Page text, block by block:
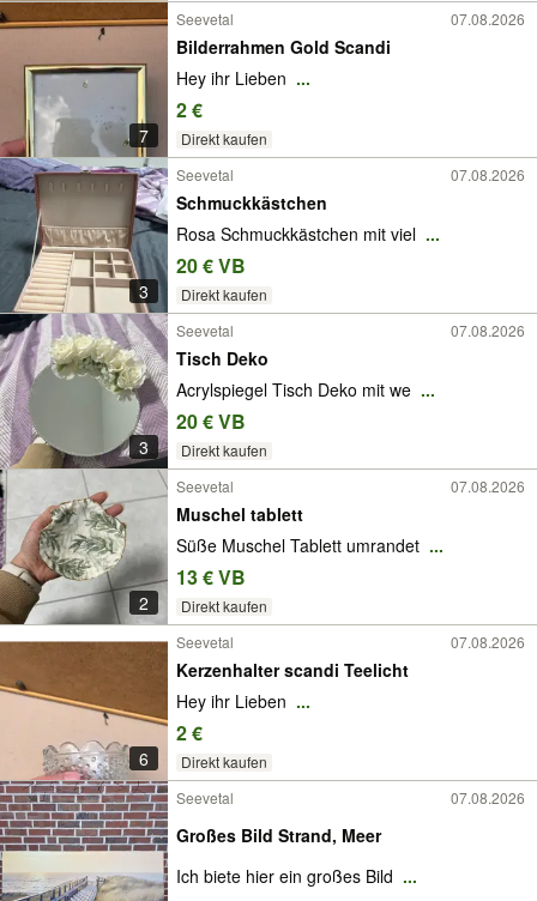
7
Seevetal 07.08.2026
Bilderrahmen Gold Scandi
Hey ihr Lieben ...
2 €
Direkt kaufen
3
Seevetal 07.08.2026
Schmuckkästchen
Rosa Schmuckkästchen mit viel ...
20 € VB
Direkt kaufen
3
Seevetal 07.08.2026
Tisch Deko
Acrylspiegel Tisch Deko mit we ...
20 € VB
Direkt kaufen
2
Seevetal 07.08.2026
Muschel tablett
Süße Muschel Tablett umrandet ...
13 € VB
Direkt kaufen
6
Seevetal 07.08.2026
Kerzenhalter scandi Teelicht
Hey ihr Lieben ...
2 €
Direkt kaufen
Seevetal 07.08.2026
Großes Bild Strand, Meer
Ich biete hier ein großes Bild ...